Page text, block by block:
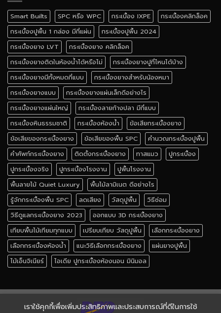
Smart Builts SPC หรือ WPC กระเบื้อง IXPE
กระเบื้องคลิกล็อค
กระเบื้องปูพื้น 1 กล่อง มีกี่แผ่น
กระเบื้องปูพื้น 2024
กระเบื้องยาง LVT
กระเบื้องยาง คลิกล็อค
กระเบื้องยางติดในห้องน้ำได้หรือไม่
กระเบื้องยางปูที่ไหนได้บ้าง
กระเบื้องยางมีทั้งหมดกี่แบบ
กระเบื้องยางสำหรับน้องหมา
กระเบื้องยางแบบ
กระเบื้องยางแผ่นเล็กดีอย่างไร
กระเบื้องยางแผ่นใหญ่
กระเบื้องลายก้างปลา มีกี่แบบ
กระเบื้องหินธรรมชาติ
กระเบื้องห้องน้ำ
ข้อเสียกระเบื้องยาง
ข้อเสียของกระเบื้องยาง
ข้อเสียของพื้น SPC
คำนวณกระเบื้องปูพื้น
คำศัพท์กระเบื้องยาง
ติดตั้งกระเบื้องยาง ทาสแมว
ปูกระเบื้อง
ปูกระเบื้องจริง
ปูกระเบื้องโรงงาน
ปูพื้นโรงงาน
พื้นลายไม้ Quiet Luxury
พื้นไม้ลามิเนต ดีอย่างไร
รู้จักกระเบื้องพื้น SPC
ลดเสียง วัสดุปูพื้น
วิธีซ่อม
วิธีดูแลกระเบื้องยาง 2023
ออกแบบ 3D กระเบื้องยาง
เทียบพื้นไม้เทียมทุกแบบ
เปรียบเทียบ วัสดุปูพื้น
เลือกกระเบื้องยาง
เลือกกระเบื้องห้องน้ำ
แนะวิธีเลือกกระเบื้องยาง
แผ่นยางปูพื้น
ไม้เอ็นจิเนียร์
ไอเดีย ปูกระเบื้องห้องนอน มินิมอล
เราใช้คุกกี้เพื่อเพิ่มประสิทธิภาพและประสบการณ์ที่ดีในการใช้